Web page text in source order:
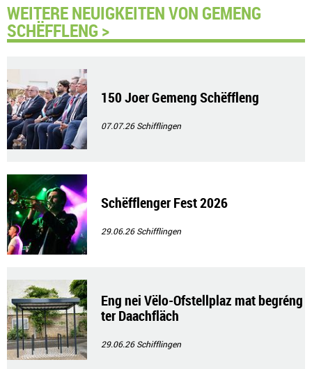
WEITERE NEUIGKEITEN VON GEMENG
SCHËFFLENG >
150 Joer Gemeng Schëffleng
07.07.26Schifflingen
Schëfflenger Fest 2026
29.06.26Schifflingen
Eng nei Vëlo-Ofstellplaz mat begréng
ter Daachfläch
29.06.26Schifflingen